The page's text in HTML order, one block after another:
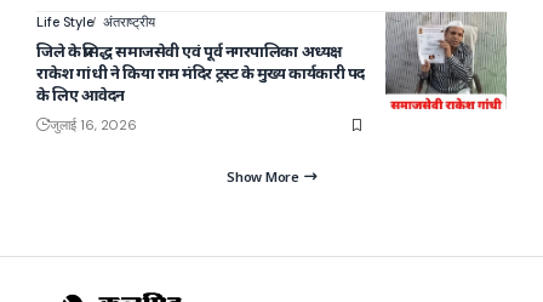
Life Style अंतराष्ट्रीय
जिले के प्रसिद्ध समाजसेवी एवं पूर्व नगरपालिका अध्यक्ष
राकेश गांधी ने किया राम मंदिर ट्रस्ट के मुख्य कार्यकारी पद
के लिए आवेदन
जुलाई 16, 2026
Show More